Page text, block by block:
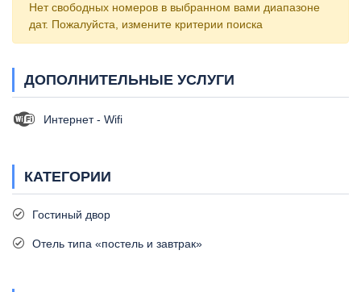
Нет свободных номеров в выбранном вами диапазоне
дат. Пожалуйста, измените критерии поиска
ДОПОЛНИТЕЛЬНЫЕ УСЛУГИ
Интернет - Wifi
КАТЕГОРИИ
Гостиный двор
Отель типа «постель и завтрак»